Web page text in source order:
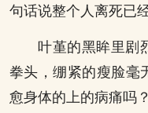
句话说整个人离死已
叶堇的黑眸里剧
拳头，绷紧的瘦脸毫
愈身体的上的病痛吗？